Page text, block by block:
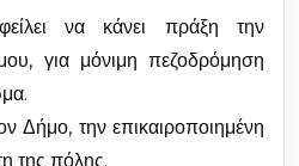
να κάνει πράξη την
για μόνιμη πεζοδρόμηση
Δήμο, την επικαιροποιημένη
της πόλης.